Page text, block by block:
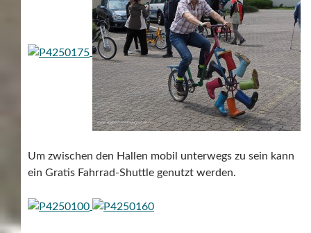
Um zwischen den Hallen mobil unterwegs zu sein kann
ein Gratis Fahrrad-Shuttle genutzt werden.